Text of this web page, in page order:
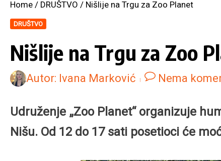
Home / DRUŠTVO / Nišlije na Trgu za Zoo Planet
DRUŠTVO
Nišlije na Trgu za Zoo
Autor: Ivana Marković Nema
Udruženje „Zoo Planet“ organizuje
Nišu. Od 12 do 17 sati posetioci će